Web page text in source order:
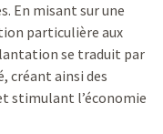
En misant sur une
particulière aux
se traduit par
créant ainsi des
stimulant l’économie